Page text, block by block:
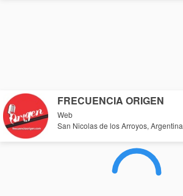
FRECUENCIA ORIGEN
Web
San Nicolas de los Arroyos, Argentina